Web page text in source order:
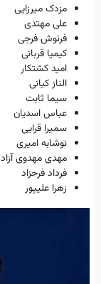
مزدک میرزایی
علی مهتدی
فرنوش فرجی
کیمیا قربانی
امید کشتکار
الناز کیانی
سیما ثابت
عباس اسدیان
سمیرا قرایی
نوشابه امیری
مهدی مهدوی آزاد
فرداد فرحزاد
زهرا علیپور